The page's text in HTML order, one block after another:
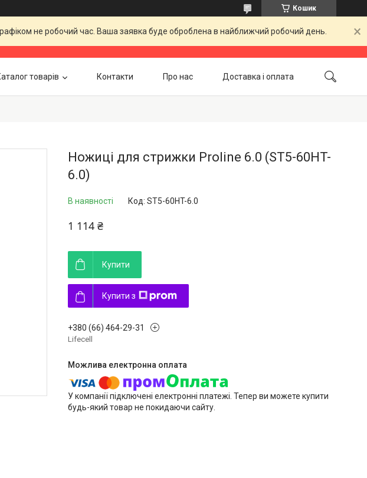
Кошик
не робочий час. Ваша заявка буде оброблена в найближчий робочий день.
товарів Контакти Про нас Доставка і оплата
Ножиці для стрижки Proline 6.0 (ST5-60HT-
6.0)
В наявності Код: ST5-60HT-6.0
1 114 ₴
Купити
Купити з
+380 (66) 464-29-31
Lifecell
У компанії підключені електронні платежі. Тепер ви можете купити
будь-який товар не покидаючи сайту.